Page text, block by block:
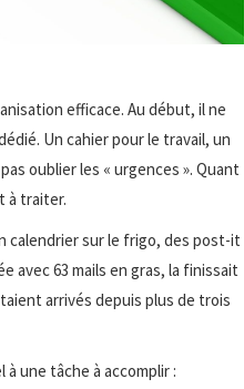
efficace. Au début, il ne
Un cahier pour le travail, un
oublier les « urgences ». Quant
à traiter.
calendrier sur le frigo, des post-it
avec 63 mails en gras, la finissait
arrivés depuis plus de trois
une tâche à accomplir :